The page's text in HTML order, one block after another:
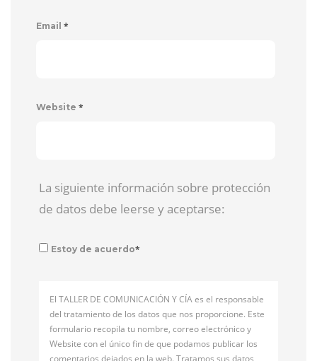
Email *
Website *
La siguiente información sobre protección
de datos debe leerse y aceptarse:
Estoy de acuerdo*
El TALLER DE COMUNICACIÓN Y CÍA es el responsable
del tratamiento de los datos que nos proporcione. Este
formulario recopila tu nombre, correo electrónico y
Website con el único fin de que podamos publicar los
comentarios dejados en la web. Tratamos sus datos